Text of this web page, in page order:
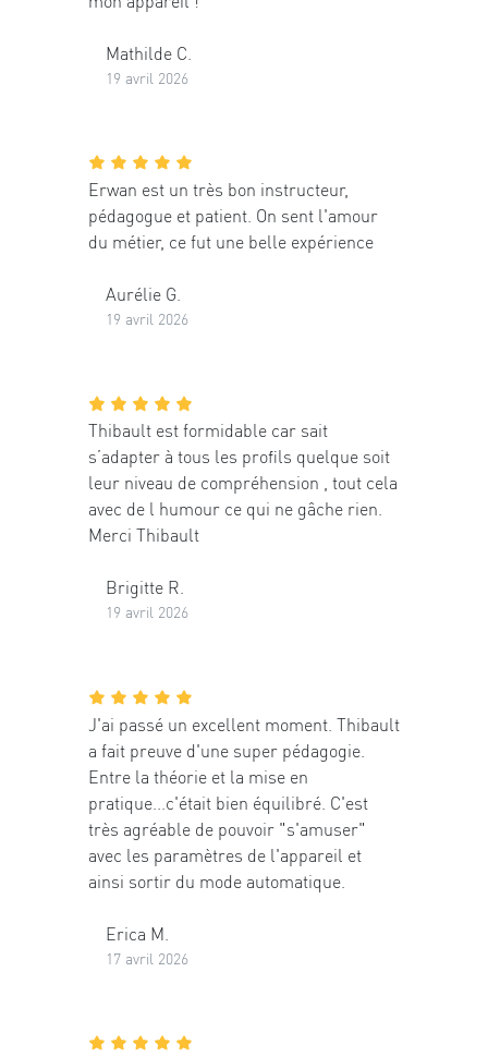
Mathilde C.
19 avril 2026
Erwan est un très bon instructeur,
pédagogue et patient. On sent l'amour
du métier, ce fut une belle expérience
Aurélie G.
19 avril 2026
Thibault est formidable car sait
s’adapter à tous les profils quelque soit
leur niveau de compréhension , tout cela
avec de l humour ce qui ne gâche rien.
Merci Thibault
Brigitte R.
19 avril 2026
J'ai passé un excellent moment. Thibault
a fait preuve d'une super pédagogie.
Entre la théorie et la mise en
pratique...c'était bien équilibré. C'est
très agréable de pouvoir "s'amuser"
avec les paramètres de l'appareil et
ainsi sortir du mode automatique.
Erica M.
17 avril 2026